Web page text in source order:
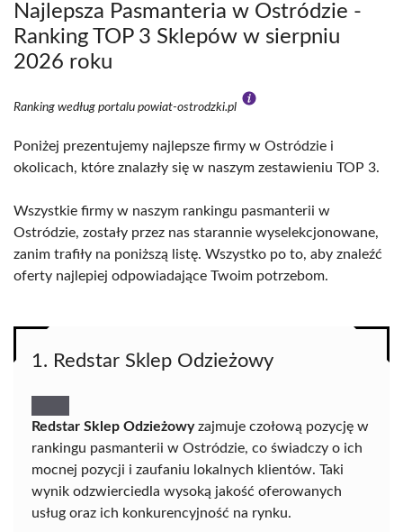
Najlepsza Pasmanteria w Ostródzie -
Ranking TOP 3 Sklepów w sierpniu
2026 roku
Ranking według portalu powiat-ostrodzki.pl
Poniżej prezentujemy najlepsze firmy w Ostródzie i
okolicach, które znalazły się w naszym zestawieniu TOP 3.
Wszystkie firmy w naszym rankingu pasmanterii w
Ostródzie, zostały przez nas starannie wyselekcjonowane,
zanim trafiły na poniższą listę. Wszystko po to, aby znaleźć
oferty najlepiej odpowiadające Twoim potrzebom.
1. Redstar Sklep Odzieżowy
Redstar Sklep Odzieżowyzajmuje czołową pozycję w
rankingu pasmanterii w Ostródzie, co świadczy o ich
mocnej pozycji i zaufaniu lokalnych klientów. Taki
wynik odzwierciedla wysoką jakość oferowanych
usług oraz ich konkurencyjność na rynku.